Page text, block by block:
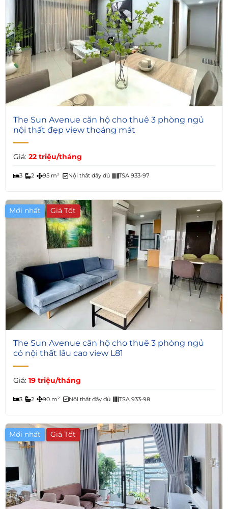
3
The Sun Avenue căn hộ cho thuê 3 phòng ngủ
nội thất đẹp view thoáng mát
Giá: 22 triệu/tháng
3 2 95 m² Nội thất đầy đủ TSA 933-97
Mới nhất Giá Tốt
6
The Sun Avenue căn hộ cho thuê 3 phòng ngủ
có nội thất lầu cao view L81
Giá: 19 triệu/tháng
3 2 90 m² Nội thất đầy đủ TSA 933-98
Mới nhất Giá Tốt